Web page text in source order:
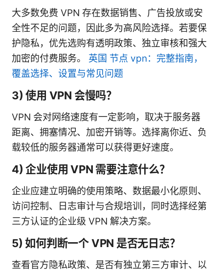
大多数免费 VPN 存在数据销售、广告投放或安
全性不足的问题，因此多为高风险选择。若要保
护隐私，优先选购有透明政策、独立审核和强大
加密的付费服务。 英国 节点 vpn：完整指南，
覆盖选择、设置与常见问题
3) 使用 VPN 会慢吗？
VPN 会对网络速度有一定影响，取决于服务器
距离、拥塞情况、加密开销等。选择离你近、负
载较低的服务器通常可以获得更好速度。
4) 企业使用 VPN 需要注意什么？
企业应建立明确的使用策略、数据最小化原则、
访问控制、日志审计与合规培训，同时选择经第
三方认证的企业级 VPN 解决方案。
5) 如何判断一个 VPN 是否无日志？
查看官方隐私政策、是否有独立第三方审计、以